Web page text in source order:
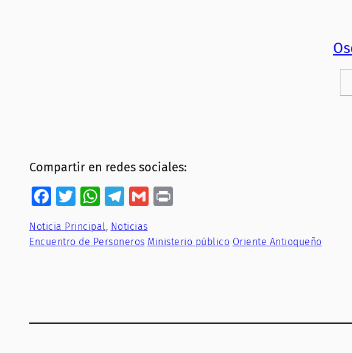
Compartir en redes sociales:
Facebook
Twitter
WhatsApp
Telegram
Gmail
Noticia Principal, Noticias
Encuentro de Personeros Ministerio público Oriente Antioqueño